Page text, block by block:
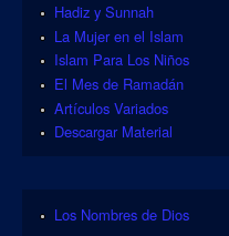
Hadiz y Sunnah
La Mujer en el Islam
Islam Para Los Niños
El Mes de Ramadán
Artículos Variados
Descargar Material
Los Nombres de Dios